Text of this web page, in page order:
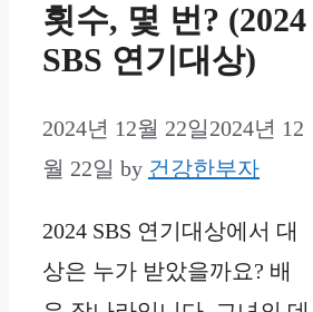
횟수, 몇 번? (2024
SBS 연기대상)
2024년 12월 22일2024년 12
월 22일 by 건강한부자
2024 SBS 연기대상에서 대
상은 누가 받았을까요? 배